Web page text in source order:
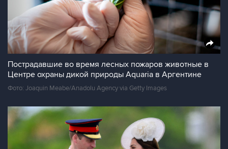
Пострадавшие во время лесных пожаров животные в
Центре охраны дикой природы Aquaria в Аргентине
Фото: Joaquin Meabe/Anadolu Agency via Getty Images